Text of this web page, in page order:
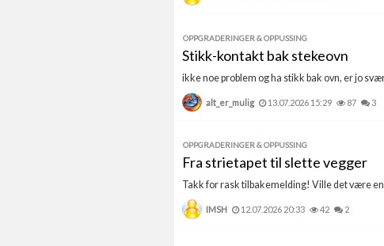
OPPGRADERINGER & OPPUSSING
Stikk-kontakt bak stekeovn
ikke noe problem og ha stikk bak ovn, er jo
alt_er_mulig 13.07.2026 15:29 87 3
OPPGRADERINGER & OPPUSSING
Fra strietapet til slette vegger
Takk for rask tilbakemelding! Ville det være en
IMSH 12.07.2026 20:33 42 2